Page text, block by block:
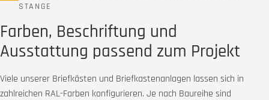
STANGE
Farben, Beschriftung und
Ausstattung passend zum Projekt
Viele unserer Briefkästen und Briefkastenanlagen lassen sich in
zahlreichen RAL-Farben konfigurieren. Je nach Baureihe sind